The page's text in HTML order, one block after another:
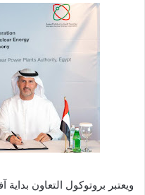
ويعتبر بروتوكول التعاون